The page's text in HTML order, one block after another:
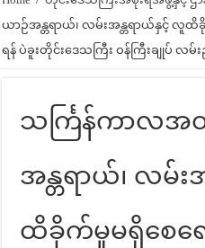
ယာဉ်အန္တရာယ်၊ လမ်းအန္တရာယ်နှင့် လူ
ရန် ပဲခူးတိုင်းဒေသကြီး ဝန်ကြီးချုပ် လမ်း
သင်္ကြန်ကာလအ
အန္တရာယ်၊ လမ်း
ထိခိုက်မှုမရှိစေရ